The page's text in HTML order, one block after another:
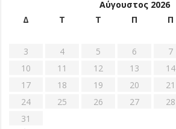
Αύγουστος 2026
Δ
Τ Τ Π Π
3
4 5 6 7
10
11 12 13 14
17
18 19 20 21
24
25 26 27 28
31